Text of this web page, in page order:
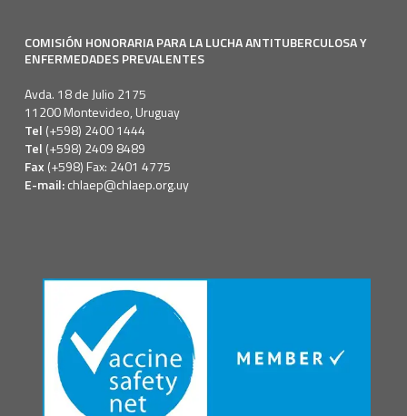
COMISIÓN HONORARIA PARA LA LUCHA ANTITUBERCULOSA Y
ENFERMEDADES PREVALENTES
Avda. 18 de Julio 2175
11200 Montevideo, Uruguay
Tel (+598) 2400 1444
Tel (+598) 2409 8489
Fax (+598) Fax: 2401 4775
E-mail:chlaep@chlaep.org.uy